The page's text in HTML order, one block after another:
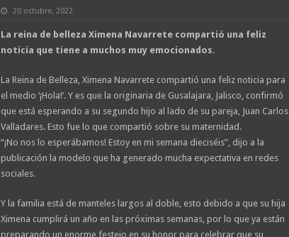
20 octubre, 2022
La reina de belleza Ximena Navarrete compartió una feliz
noticia que tiene a muchos muy emocionados.
La Reina de Belleza, Ximena Navarrete compartió una feliz noticia para
el medio ‘¡Hola!’. Y es que la originaria de Gusalajara, Jalisco, confirmó
que está esperando a su segundo hijo al lado de su pareja, Juan Carlos
Valladares. Esto fue lo que compartió sobre su maternidad.
“¡No nos lo esperábamos! Estoy en mi semana dieciséis”, dijo a la
publicación la modelo que ha generado mucha expectativa en redes
sociales.
Y la familia está de manteles largos al doble, esto debido a que su hija
Ximena cumplirá un año en las próximas semanas, por lo que ya están
preparando un enorme festejo en su honor para celebrar que su